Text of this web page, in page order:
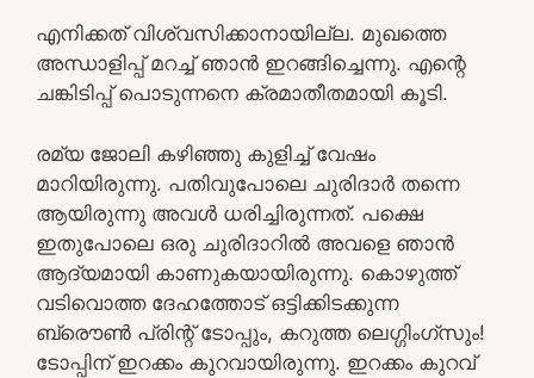
എനിക്കത് വിശ്വസിക്കാനായില്ല. മുഖത്തെ
അന്ധാളിപ്പ് മറച്ച് ഞാന്‍ ഇറങ്ങിച്ചെന്നു. എന്റെ
ചങ്കിടിപ്പ് പൊടുന്നനെ ക്രമാതീതമായി കൂടി.
രമ്യ ജോലി കഴിഞ്ഞു കുളിച്ച് വേഷം
മാറിയിരുന്നു. പതിവുപോലെ ചുരിദാര്‍ തന്നെ
ആയിരുന്നു അവള്‍ ധരിച്ചിരുന്നത്. പക്ഷെ
ഇതുപോലെ ഒരു ചുരിദാറില്‍ അവളെ ഞാന്‍
ആദ്യമായി കാണുകയായിരുന്നു. കൊഴുത്ത്
വടിവൊത്ത ദേഹത്തോട് ഒട്ടിക്കിടക്കുന്ന
ബ്രൌണ്‍ പ്രിന്റ്‌ ടോപ്പും, കറുത്ത ലെഗ്ഗിംഗ്സും!
ടോപ്പിന് ഇറക്കം കുറവായിരുന്നു. ഇറക്കം കുറവ്